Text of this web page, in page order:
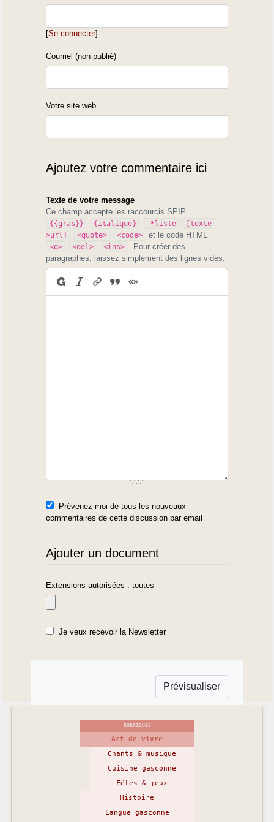
[Se connecter]
Courriel (non publié)
Votre site web
Ajoutez votre commentaire ici
Texte de votre message
Ce champ accepte les raccourcis SPIP
{{gras}} {italique} -*liste
[texte-
>url]
<quote> <code> et le code HTML
<q> <del> <ins>
. Pour créer des
paragraphes, laissez simplement des lignes vides.
Prévenez-moi de tous les nouveaux
commentaires de cette discussion par email
Ajouter un document
Extensions autorisées : toutes
Je veux recevoir la Newsletter
RUBRIQUES
Art de vivre
Chants & musique
Cuisine gasconne
Fêtes & jeux
Histoire
Langue gasconne